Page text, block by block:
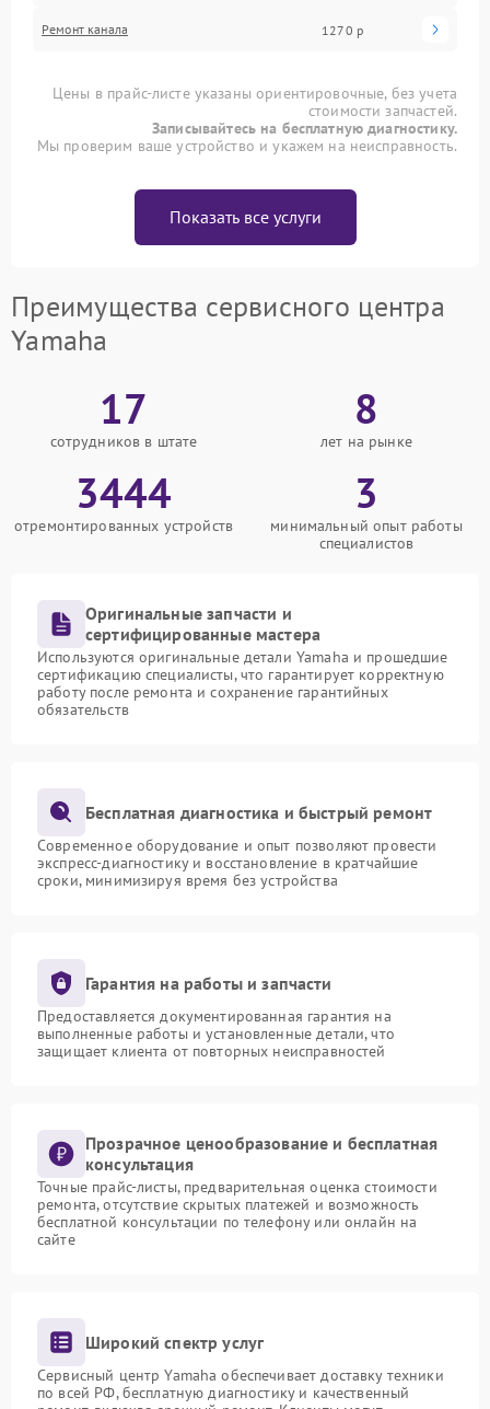
Ремонт канала 1270 р
Цены в прайс-листе указаны ориентировочные, без учета
стоимости запчастей.
Записывайтесь на бесплатную диагностику.
Мы проверим ваше устройство и укажем на неисправность.
Показать все услуги
Преимущества сервисного центра
Yamaha
17
сотрудников в штате
8
лет на рынке
3444
отремонтированных устройств
3
минимальный опыт работы
специалистов
Оригинальные запчасти и
сертифицированные мастера
Используются оригинальные детали Yamaha и прошедшие
сертификацию специалисты, что гарантирует корректную
работу после ремонта и сохранение гарантийных
обязательств
Бесплатная диагностика и быстрый ремонт
Современное оборудование и опыт позволяют провести
экспресс-диагностику и восстановление в кратчайшие
сроки, минимизируя время без устройства
Гарантия на работы и запчасти
Предоставляется документированная гарантия на
выполненные работы и установленные детали, что
защищает клиента от повторных неисправностей
Прозрачное ценообразование и бесплатная
консультация
Точные прайс-листы, предварительная оценка стоимости
ремонта, отсутствие скрытых платежей и возможность
бесплатной консультации по телефону или онлайн на
сайте
Широкий спектр услуг
Сервисный центр Yamaha обеспечивает доставку техники
по всей РФ, бесплатную диагностику и качественный